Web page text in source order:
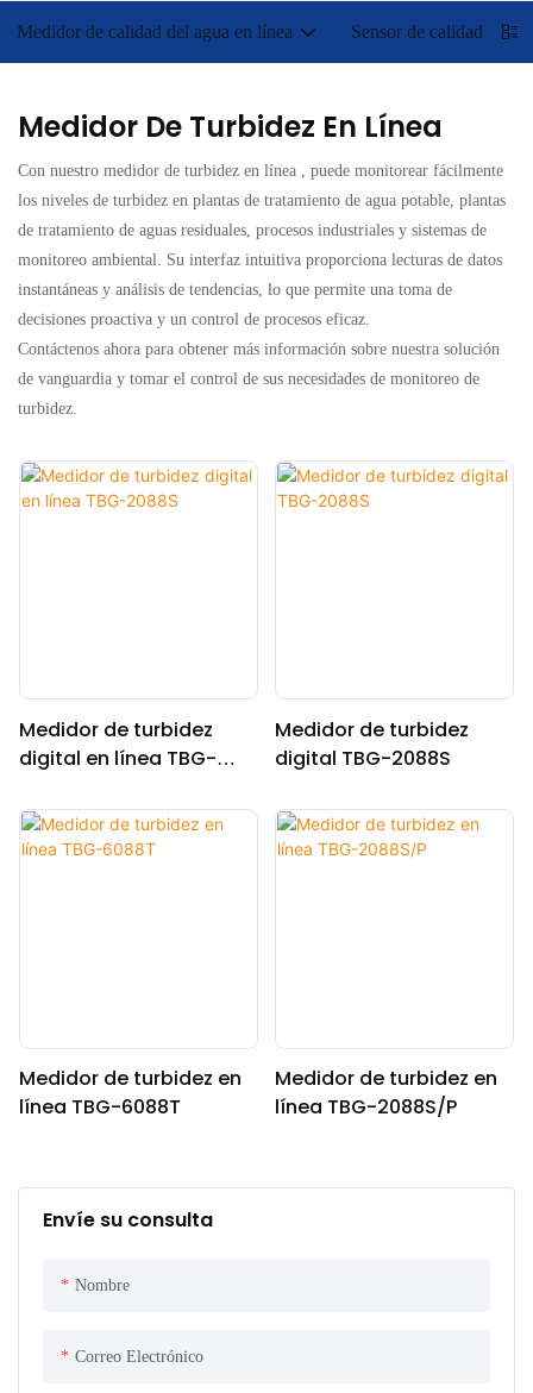
Medidor de calidad del agua en línea Sensor de calidad del
Medidor De Turbidez En Línea
Con nuestro medidor de turbidez en línea , puede monitorear fácilmente
los niveles de turbidez en plantas de tratamiento de agua potable, plantas
de tratamiento de aguas residuales, procesos industriales y sistemas de
monitoreo ambiental. Su interfaz intuitiva proporciona lecturas de datos
instantáneas y análisis de tendencias, lo que permite una toma de
decisiones proactiva y un control de procesos eficaz.
Contáctenos ahora para obtener más información sobre nuestra solución
de vanguardia y tomar el control de sus necesidades de monitoreo de
turbidez.
Envíe su consulta
Nombre
Correo Electrónico
Medidor de turbidez
digital en línea TBG-
Medidor de turbidez
digital TBG-2088S
Medidor de turbidez en
línea TBG-6088T
Medidor de turbidez en
línea TBG-2088S/P